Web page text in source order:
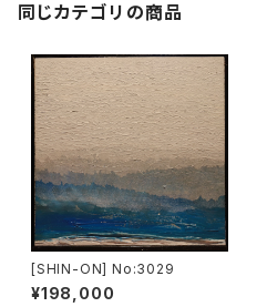
同じカテゴリの商品
[SHIN-ON] No:3029
¥198,000